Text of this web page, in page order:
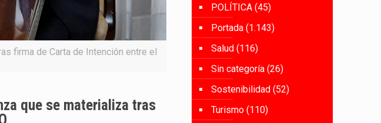
firma de Carta de Intención entre el
que se materializa tras
POLÍTICA (45)
Portada (1.143)
Salud (116)
Sin categoría (26)
Sostenibilidad (52)
Turismo (110)